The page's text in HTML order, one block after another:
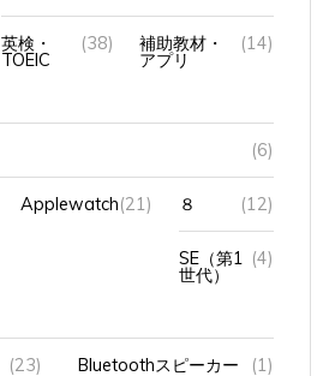
英検・
TOEIC
(38) 補助教材・
アプリ
(14)
(6)
Applewatch(21) ８ (12)
SE（第1
世代）
(4)
(23) Bluetoothスピーカー (1)